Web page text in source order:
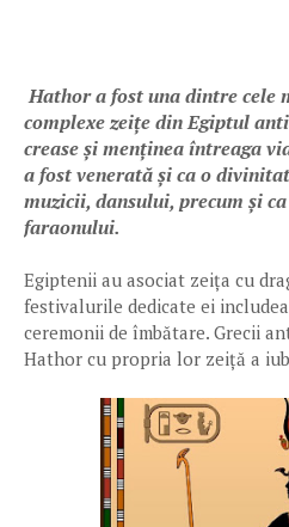
Hathor a fost una dintre cele
complexe zeițe din Egiptul
crease și menținea întreaga
a fost venerată și ca o
muzicii, dansului, precum și
faraonului.
Egiptenii au asociat zeița cu
festivalurile dedicate ei
ceremonii de îmbătare. Grecii
Hathor cu propria lor zeiță a